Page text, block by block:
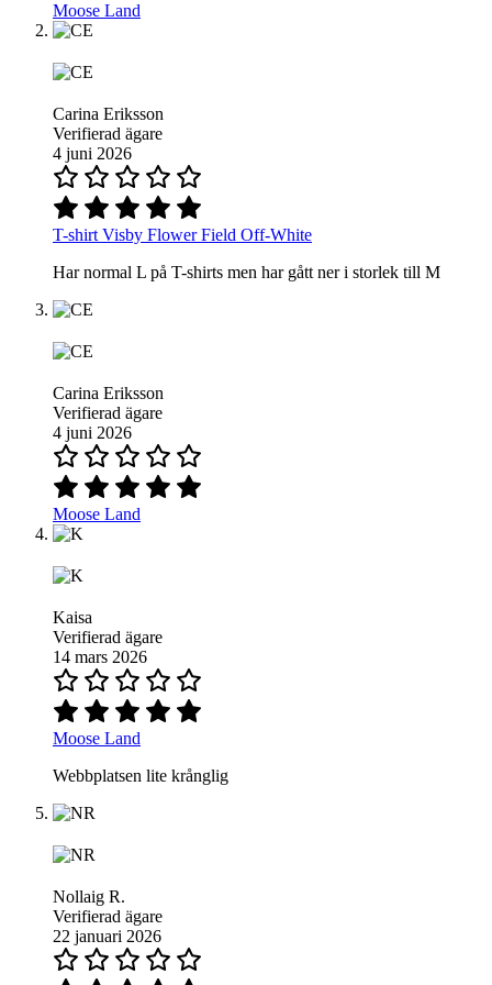
Moose Land
Carina Eriksson
Verifierad ägare
4 juni 2026
T-shirt Visby Flower Field Off-White
Har normal L på T-shirts men har gått ner i storlek till M
Carina Eriksson
Verifierad ägare
4 juni 2026
Moose Land
Kaisa
Verifierad ägare
14 mars 2026
Moose Land
Webbplatsen lite krånglig
Nollaig R.
Verifierad ägare
22 januari 2026